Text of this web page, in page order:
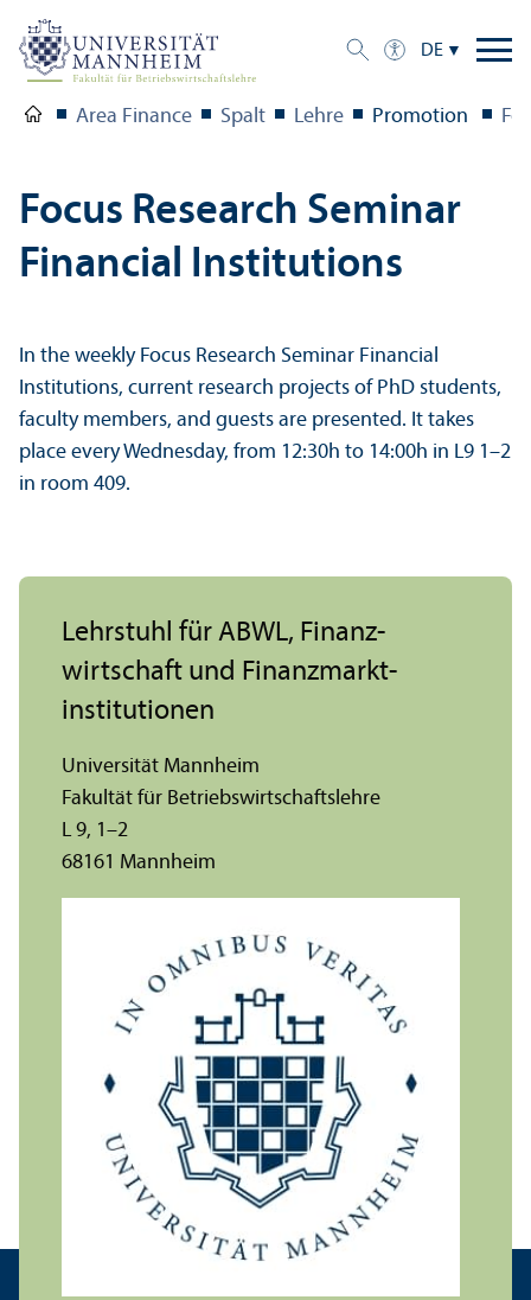
DE
Area Finance Spalt Lehre Promotion
Focus Research Seminar
Financial Institutions
In the weekly Focus Research Seminar Financial
Institutions, current research projects of PhD students,
faculty members, and guests are presented. It takes
place every Wednesday, from 12:30h to 14:00h in L9 1–2
in room 409.
Lehr­stuhl für ABWL, Finanz­
wirtschaft und Finanz­markt­
institutionen
Universität Mannheim
Fakultät für Betriebs­wirtschafts­lehre
L 9, 1–2
68161 Mannheim